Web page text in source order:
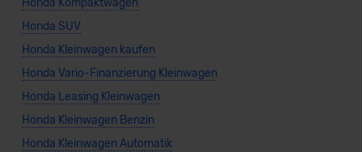
Honda Kompaktwagen
Honda SUV
Honda Kleinwagen kaufen
Honda Vario-Finanzierung Kleinwagen
Honda Leasing Kleinwagen
Honda Kleinwagen Benzin
Honda Kleinwagen Automatik